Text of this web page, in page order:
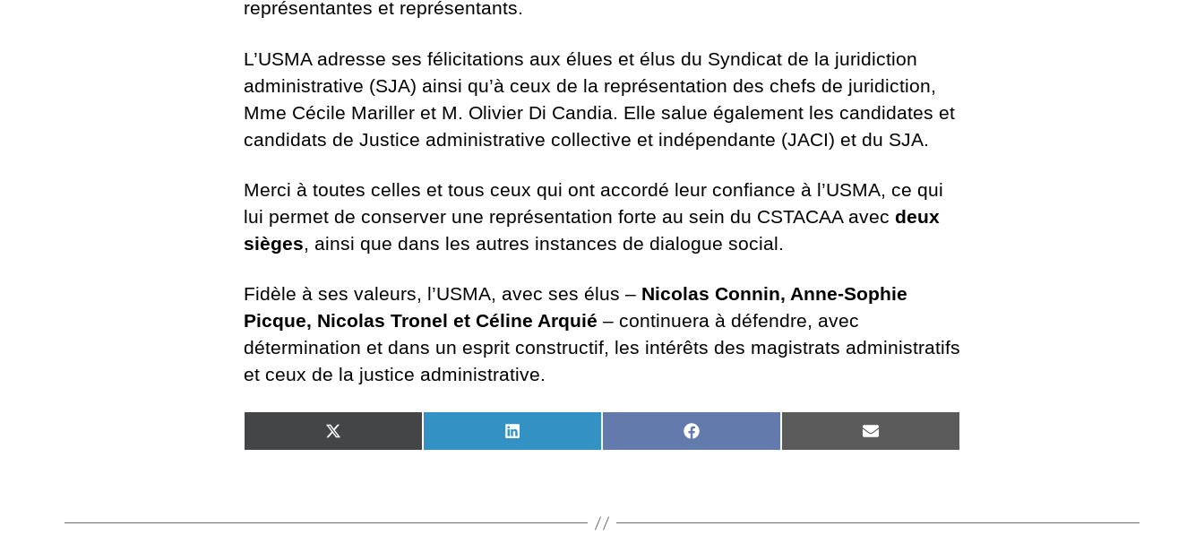
représentantes et représentants.
L’USMA adresse ses félicitations aux élues et élus du Syndicat de la juridiction
administrative (SJA) ainsi qu’à ceux de la représentation des chefs de juridiction,
Mme Cécile Mariller et M. Olivier Di Candia. Elle salue également les candidates et
candidats de Justice administrative collective et indépendante (JACI) et du SJA.
Merci à toutes celles et tous ceux qui ont accordé leur confiance à l’USMA, ce qui
lui permet de conserver une représentation forte au sein du CSTACAA avec deux
sièges, ainsi que dans les autres instances de dialogue social.
Fidèle à ses valeurs, l’USMA, avec ses élus – Nicolas Connin, Anne-Sophie
Picque, Nicolas Tronel et Céline Arquié – continuera à défendre, avec
détermination et dans un esprit constructif, les intérêts des magistrats administratifs
et ceux de la justice administrative.
SHARE
ON
SHARE
ON
SHARE
ON
SHARE
ON